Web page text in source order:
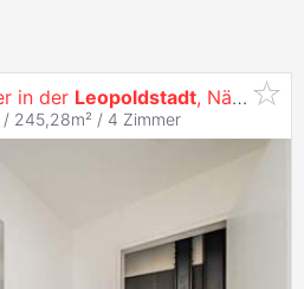
in der Leopoldstadt, Nähe Donauinsel
/ 245,28m² / 4 Zimmer